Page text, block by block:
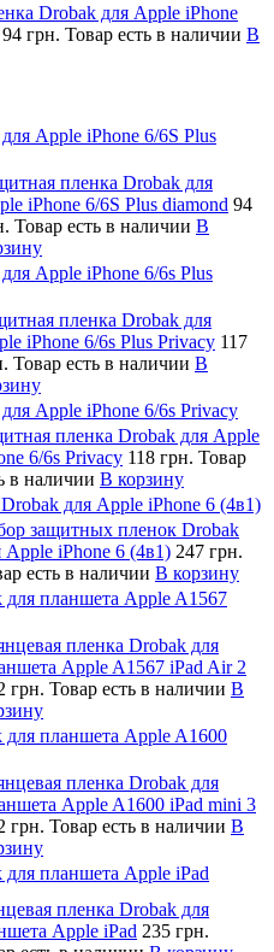
Drobak для Apple iPhone
94 грн. Товар есть в наличии В
Apple iPhone 6/6S Plus
пленка Drobak для
iPhone 6/6S Plus diamond 94
Товар есть в наличии В
Apple iPhone 6/6s Plus
пленка Drobak для
iPhone 6/6s Plus Privacy 117
Товар есть в наличии В
Apple iPhone 6/6s Privacy
пленка Drobak для Apple
6/6s Privacy 118 грн. Товар
в наличии В корзину
для Apple iPhone 6 (4в1)
защитных пленок Drobak
Apple iPhone 6 (4в1) 247 грн.
есть в наличии В корзину
для планшета Apple A1567
пленка Drobak для
Apple A1567 iPad Air 2
грн. Товар есть в наличии В
для планшета Apple A1600
пленка Drobak для
Apple A1600 iPad mini 3
грн. Товар есть в наличии В
для планшета Apple iPad
пленка Drobak для
Apple iPad 235 грн.